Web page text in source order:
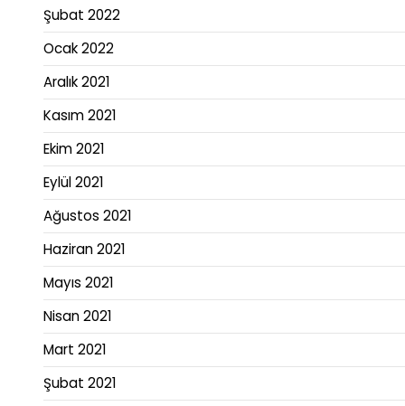
Şubat 2022
Ocak 2022
Aralık 2021
Kasım 2021
Ekim 2021
Eylül 2021
Ağustos 2021
Haziran 2021
Mayıs 2021
Nisan 2021
Mart 2021
Şubat 2021